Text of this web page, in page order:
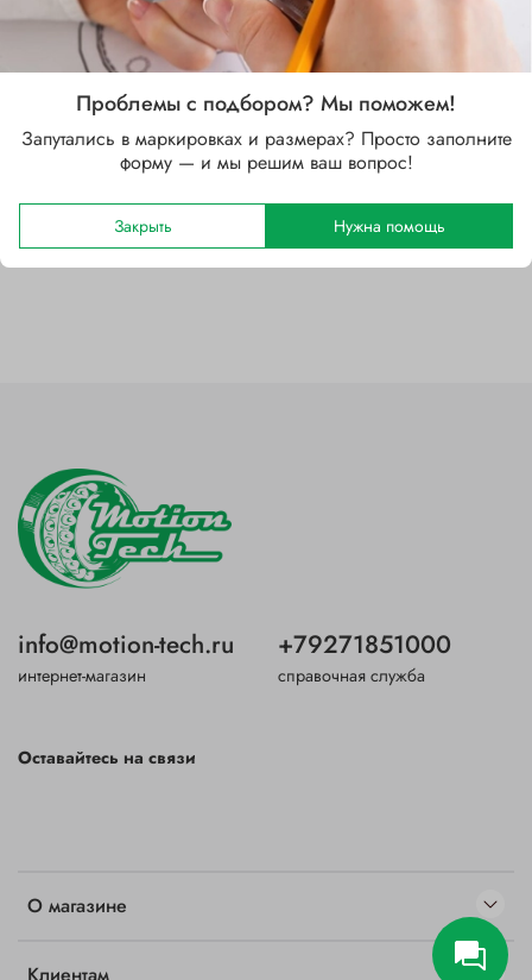
Характеристики
Бренд
Отзывы
О магазине
Клиентам
info@motion-tech.ru
интернет-магазин
+79271851000
справочная служба
Оставайтесь на связи
Проблемы с подбором? Мы поможем!
Запутались в маркировках и размерах? Просто заполните
форму — и мы решим ваш вопрос!
Закрыть Нужна помощь